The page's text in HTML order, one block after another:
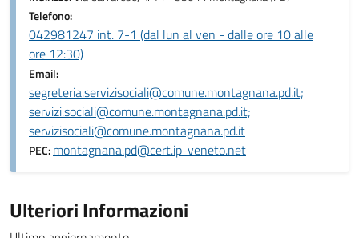
Telefono:
042981247 int. 7-1 (dal lun al ven - dalle ore 10 alle
ore 12:30)
Email:
segreteria.servizisociali@comune.montagnana.pd.it;
servizi.sociali@comune.montagnana.pd.it;
servizisociali@comune.montagnana.pd.it
PEC:montagnana.pd@cert.ip-veneto.net
Ulteriori Informazioni